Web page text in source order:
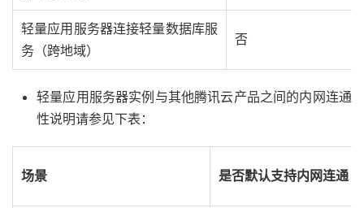
轻量应用服务器连接轻量数据库服
务（跨地域）
否
轻量应用服务器实例与其他腾讯云产品之间的内网连通
性说明请参见下表：
场景 是否默认支持内网连通